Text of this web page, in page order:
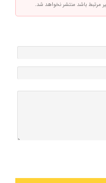
مرتبط باشد منتشر نخواهد شد.